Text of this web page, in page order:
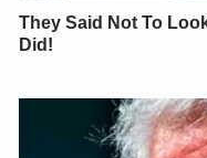
They Said Not To
Did!